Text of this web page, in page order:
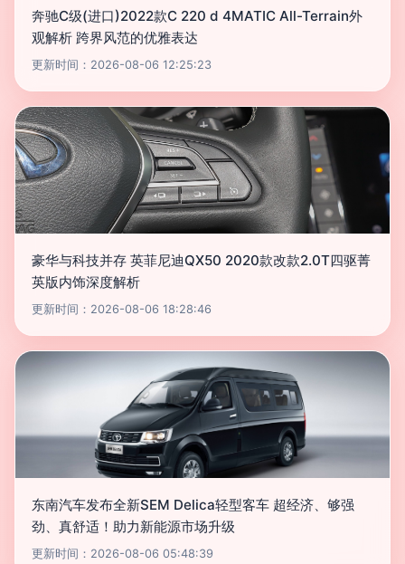
奔驰C级(进口)2022款C 220 d 4MATIC All-Terrain外
观解析 跨界风范的优雅表达
更新时间：2026-08-06 12:25:23
豪华与科技并存 英菲尼迪QX50 2020款改款2.0T四驱菁
英版内饰深度解析
更新时间：2026-08-06 18:28:46
东南汽车发布全新SEM Delica轻型客车 超经济、够强
劲、真舒适！助力新能源市场升级
更新时间：2026-08-06 05:48:39